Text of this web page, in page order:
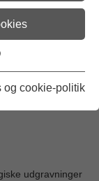
og cookie-politik
den måde kan
mærker på skibets
og
udgravninger